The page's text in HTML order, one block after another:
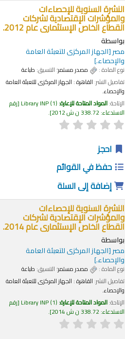
النشرة السنوية للإحصاءات
والمؤشرات الإقتصادية لشركات
القطاع الخاص الإستثمارى عام 2012.
بواسطة
مصر[الجهاز المركزى للتعبئة العامة
والإحصاء.]
نوع المادة : مصدر مستمر؛ التنسيق:طباعة
تفاصيل النشر:القاهرة : الجهاز المركزى للتعبئة العامة
والإحصاء.
الإتاحة:المواد المتاحة للإعارة: Library INP(1)
رقم
الاستدعاء:338.72 ن ش 2012 .
احجز
حفظ في القوائم
إضافة إلى السلة
النشرة السنوية للإحصاءات
والمؤشرات الإقتصادية لشركات
القطاع الخاص الإستثمارى عام 2014.
بواسطة
مصر[الجهاز المركزى للتعبئة العامة
والإحصاء.]
نوع المادة : مصدر مستمر؛ التنسيق:طباعة
تفاصيل النشر:القاهرة : الجهاز المركزى للتعبئة العامة
والإحصاء.
الإتاحة:المواد المتاحة للإعارة: Library INP(1)
رقم
الاستدعاء:338.72 ن ش 2014 .